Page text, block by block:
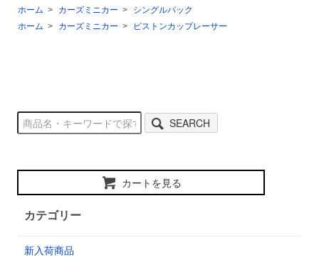
ホーム > カーズミニカー >
シングルパック
ホーム > カーズミニカー > ピストンカップレーサー
SEARCH
カートを見る
カテゴリー
新入荷商品